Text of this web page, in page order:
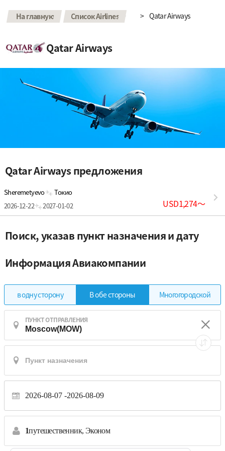
На главную >
Список Airlines > Qatar Airways
Qatar Airways
Qatar Airways предложения
Sheremetyevo Токио
USD1,274〜
2026-12-22 2027-01-02
Поиск, указав пункт назначения и дату
Информация Авиакомпании
в одну сторону В обе стороны Многогородской
ПУНКТ ОТПРАВЛЕНИЯ
2026-08-07 2026-08-09
1путешественник, Эконом